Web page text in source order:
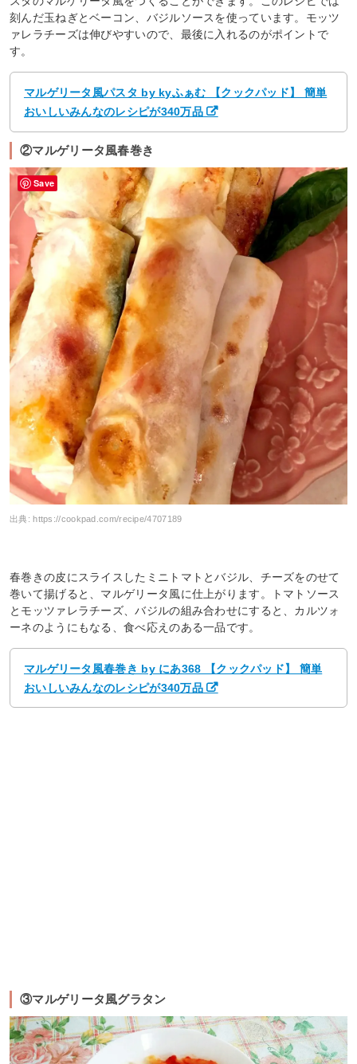
刻んだ玉ねぎとベーコン、バジルソースを使っています。モッツ
ァレラチーズは伸びやすいので、最後に入れるのがポイントで
す。
マルゲリータ風パスタ by kyふぁむ 【クックパッド】 簡単
おいしいみんなのレシピが340万品
②マルゲリータ風春巻き
出典:https://cookpad.com/recipe/4707189
春巻きの皮にスライスしたミニトマトとバジル、チーズをのせて
巻いて揚げると、マルゲリータ風に仕上がります。トマトソース
とモッツァレラチーズ、バジルの組み合わせにすると、カルツォ
ーネのようにもなる、食べ応えのある一品です。
マルゲリータ風春巻き by にあ368 【クックパッド】 簡単
おいしいみんなのレシピが340万品
③マルゲリータ風グラタン
Save